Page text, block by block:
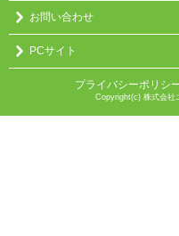
お問い合わせ
PCサイト
プライバシーポリシ
Copyright(c) 株式会社